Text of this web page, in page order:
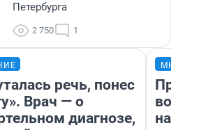
Петербурга
2 750 1
речь, понес
Врач — о
диагнозе,
нам